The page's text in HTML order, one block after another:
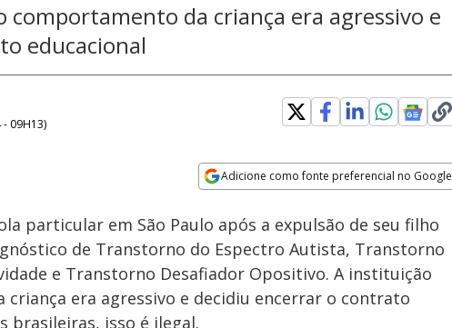
da criança era agressivo e
educacional
09H13)
Adicione como fonte preferencial no Google
Velocidade
particular em São Paulo após a expulsão de seu filho
de Transtorno do Espectro Autista, Transtorno
e Transtorno Desafiador Opositivo. A instituição
era agressivo e decidiu encerrar o contrato
brasileiras, isso é ilegal.